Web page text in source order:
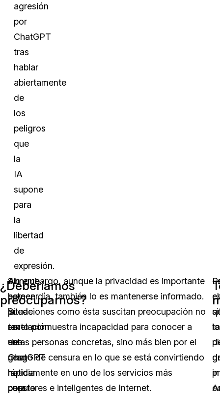
agresión
por
ChatGPT
tras
hablar
abiertamente
de
los
peligros
que
la
IA
supone
para
la
libertad
de
expresión.
¿Deberíamos
preocuparnos?
Al
parecer,
la
revelación
de
ChatGPT
ha
puesto
Aunque
esto
puede
ser
una
gran
noticia
para
Sin embargo, aunque la privacidad es importante
hoy en día, también lo es mantenerse informado.
Situaciones como ésta suscitan preocupación no
tanto por nuestra incapacidad para conocer a
estas personas concretas, sino más bien por el
riesgo de censura en lo que se está convirtiendo
rápidamente en uno de los servicios más
populares e inteligentes de Internet.